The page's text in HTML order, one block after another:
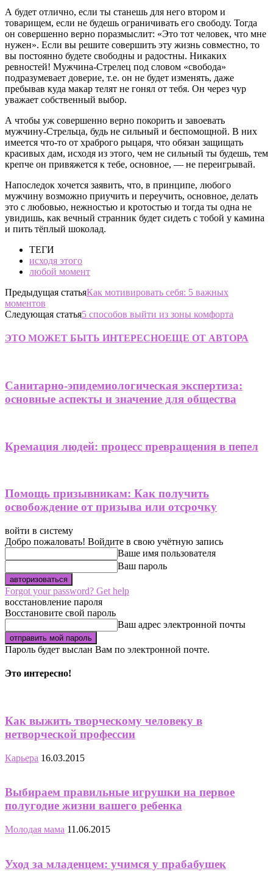
А будет отлично, если ты станешь для него втором и
товарищем, если не будешь ограничивать его свободу. Тогда
он совершенно верно поразмыслит: «Это тот человек, что мне
нужен». Если вы решите совершить эту жизнь совместно, то
вы постоянно будете свободны и радостны. Никаких
ревностей! Мужчина-Стрелец под словом «свобода»
подразумевает доверие, т.е. он не будет изменять, даже
пребывав куда макар телят не гонял от тебя. Он через чур
уважает собственный выбор.
А чтобы уж совершенно верно покорить и завоевать
мужчину-Стрельца, будь не сильный и беспомощной. В них
имеется что-то от храброго рыцаря, что обязан защищать
красивых дам, исходя из этого, чем не сильный ты будешь, тем
крепче он привяжется к тебе, основное, — не переигрывай.
Напоследок хочется заявить, что, в принципе, любого
мужчину возможно приучить и переучить, основное, делать
это с любовью, нежностью и кротостью и тогда ты одна не
увидишь, как вечный странник будет сидеть с тобой у камина
и пить тёплый шоколад.
ТЕГИ
исходя этого
любой момент
Предыдущая статьяКак мотивировать себя: 5 важных
моментов
Следующая статья5 способов выйти из зоны комфорта
ЭТО МОЖЕТ БЫТЬ ИНТЕРЕСНОЕЩЕ ОТ АВТОРА
Санитарно-эпидемиологическая экспертиза:
основные аспекты и значение для общества
Кремация людей: процесс превращения в пепел
Помощь призывникам: Как получить
освобождение от призыва или отсрочку
войти в систему
Добро пожаловать! Войдите в свою учётную запись
Ваше имя пользователя
Ваш пароль
Forgot your password? Get help
восстановление пароля
Восстановите свой пароль
Ваш адрес электронной почты
Пароль будет выслан Вам по электронной почте.
Это интересно!
Как выжить творческому человеку в
нетворческой профессии
Карьера 16.03.2015
Выбираем правильные игрушки на первое
полугодие жизни вашего ребенка
Молодая мама 11.06.2015
Уход за младенцем: учимся у прабабушек